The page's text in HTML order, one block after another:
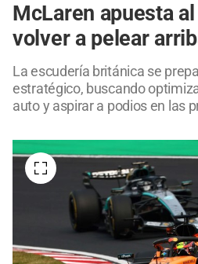
McLaren apuesta
volver a pelear
La escudería británica se
estratégico, buscando
auto y aspirar a podios en las